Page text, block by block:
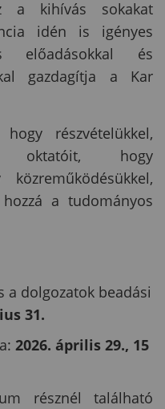
a kihívás sokakat
idén is igényes
előadásokkal és
gazdagítja a Kar
részvételükkel,
oktatóit, hogy
a tudományos
a dolgozatok beadási
31.
2026. április 29., 15
résznél található